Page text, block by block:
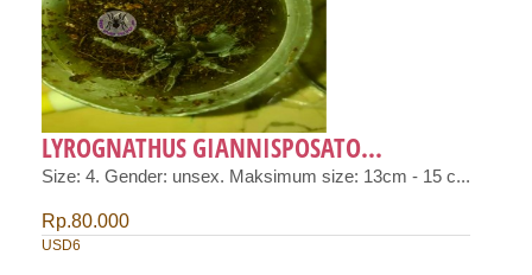
LYROGNATHUS GIANNISPOSATO...
Size: 4. Gender: unsex. Maksimum size: 13cm - 15 c...
Rp.80.000
USD6